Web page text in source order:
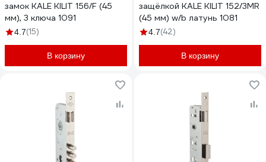
замок KALE KILIT 156/F (45
мм), 3 ключа 1091
4.7(15)
В корзину
защёлкой KALE KILIT 152/3MR
(45 мм) w/b латунь 1081
4.7(42)
В корзину